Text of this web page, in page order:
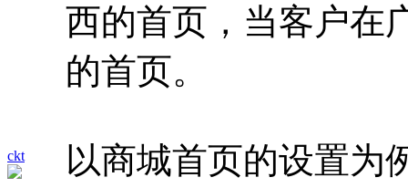
ckt
西的首页，当客户在
的首页。
以商城首页的设置为